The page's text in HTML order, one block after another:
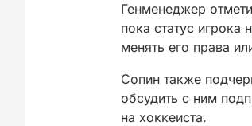
Генменеджер
пока статус
менять его права
Сопин также
обсудить с ним
на хоккеиста.